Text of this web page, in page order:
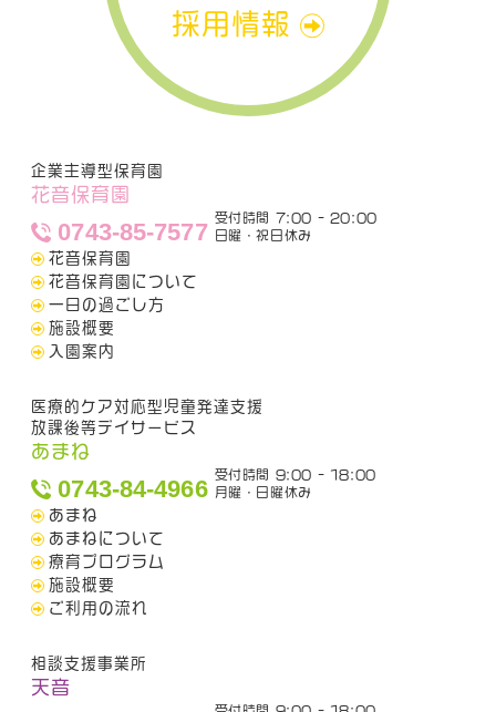
採用情報
企業主導型保育園
花音保育園
0743-85-7577
受付時間 7:00 - 20:00
日曜・祝日休み
花音保育園
花音保育園について
一日の過ごし方
施設概要
入園案内
医療的ケア対応型児童発達支援
放課後等デイサービス
あまね
0743-84-4966
受付時間 9:00 - 18:00
月曜・日曜休み
あまね
あまねについて
療育プログラム
施設概要
ご利用の流れ
相談支援事業所
天音